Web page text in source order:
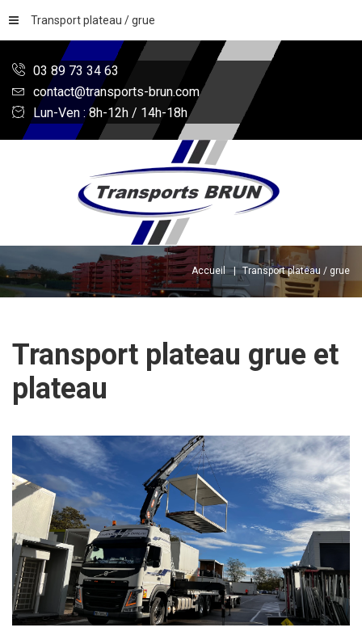
03 89 73 34 63
contact@transports-brun.com
Lun-Ven : 8h-12h / 14h-18h
Transport plateau / grue
Accueil Transport plateau / grue
Transport plateau grue et
plateau